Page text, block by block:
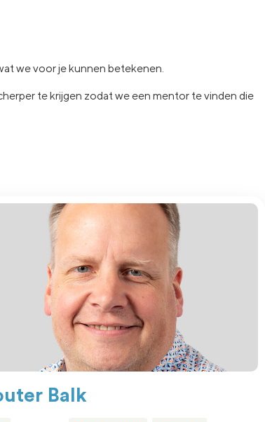
we voor je kunnen betekenen.
te krijgen zodat we een mentor te vinden die
Balk